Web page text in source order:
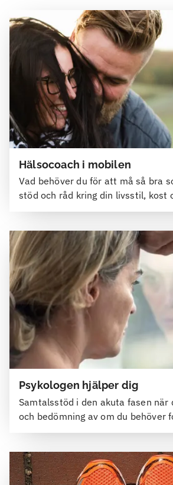
Hälsocoach i mobilen
Vad behöver du för att må så bra
stöd och råd kring din livsstil, kost
Psykologen hjälper dig
Samtalsstöd i den akuta fasen när
och bedömning av om du behöver